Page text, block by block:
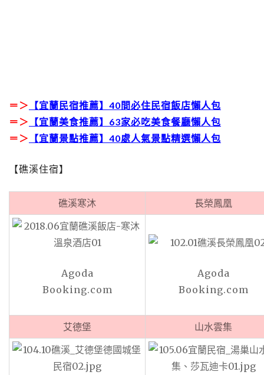
＝＞ 【宜蘭民宿推薦】40間必住民宿飯店懶人包
＝＞ 【宜蘭美食推薦】63家必吃美食餐廳懶人包
＝＞ 【宜蘭景點推薦】40處人氣景點精選懶人包
【礁溪住宿】
礁溪寒沐 長榮鳳凰
Agoda
Booking.com
Agoda
Booking.com
艾德堡 山水雲集